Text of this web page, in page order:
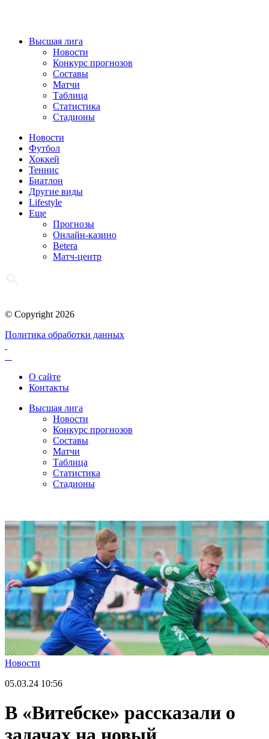
Высшая лига
Новости
Конкурс прогнозов
Составы
Матчи
Таблица
Статистика
Стадионы
Новости
Футбол
Хоккей
Теннис
Биатлон
Другие виды
Lifestyle
Еще
Прогнозы
Онлайн-казино
Betera
Матч-центр
© Copyright 2026
Политика обработки данных
О сайте
Контакты
Высшая лига
Новости
Конкурс прогнозов
Составы
Матчи
Таблица
Статистика
Стадионы
Новости
05.03.24 10:56
В «Витебске» рассказали о